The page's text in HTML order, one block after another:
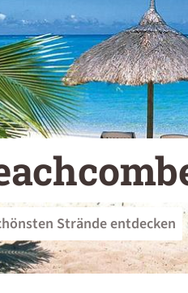
Strände entdecken